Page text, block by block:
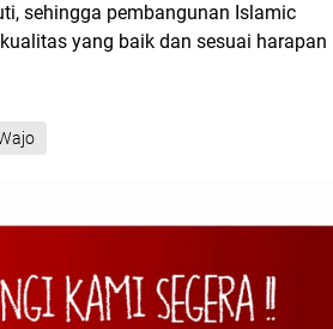
sehingga pembangunan Islamic
yang baik dan sesuai harapan